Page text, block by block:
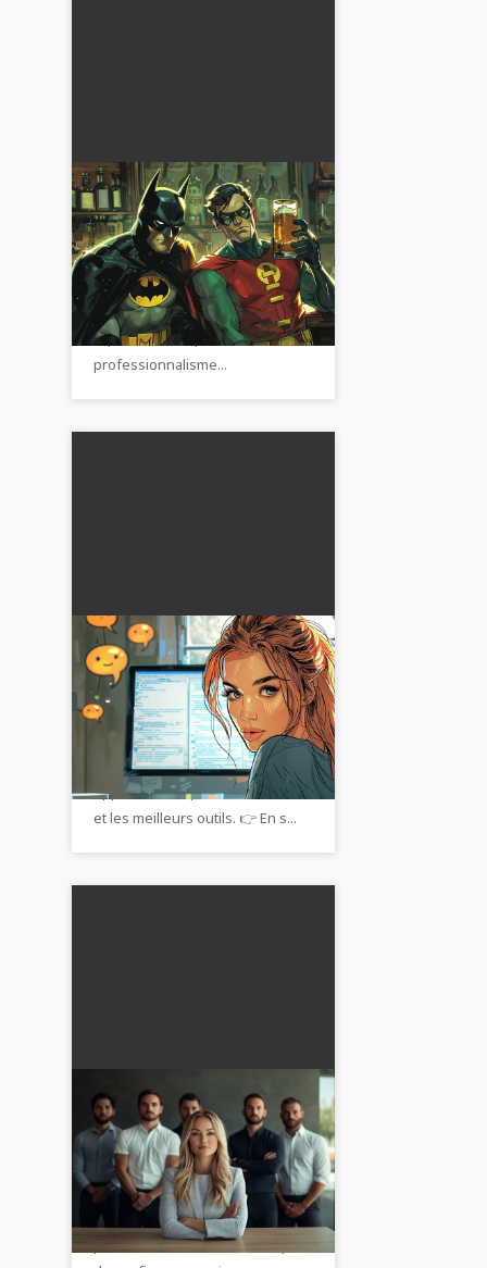
Amitié entre collègues :
les avantages
l'emportent-ils sur les
inconvénients ?
Découvrez les avantages et les
inconvénients des amitiés au
travail et comment trouver le bon
équilibre entre proximité et
professionnalisme...
Communication avec les
clients et les supérieurs
via messagerie
Communication efficace📱 :
Utilisez des messageries avec
les clients et les supérieurs.
Apprenez l'étiquette, la sécurité
et les meilleurs outils. 👉 En s...
Comment les femmes
s'affirment dans une
équipe dominée par les
hommes
Comment une femme trouve
l'équilibre et le respect dans une
équipe masculine 🤝✨ Conseils
pour une carrière réussie et plus